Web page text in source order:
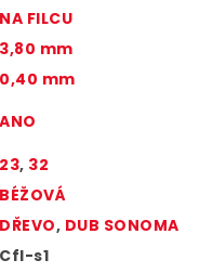
NA FILCU
3,80 mm
0,40 mm
ANO
23, 32
BÉŽOVÁ
DŘEVO, DUB SONOMA
Cfl-s1